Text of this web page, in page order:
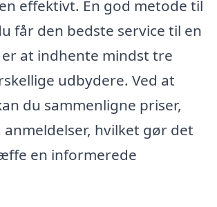
effektivt. En god metode til
får den bedste service til en
at indhente mindst tre
udbydere. Ved at
du sammenligne priser,
hvilket gør det
en informerede